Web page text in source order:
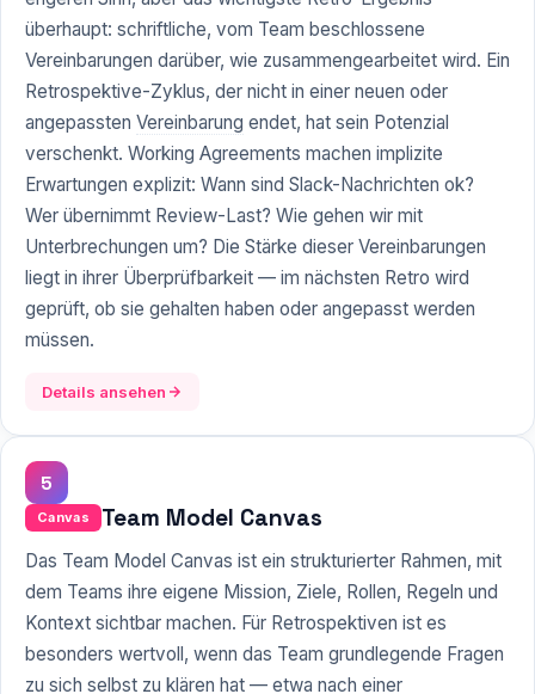
überhaupt: schriftliche, vom Team beschlossene
Vereinbarungen darüber, wie zusammengearbeitet wird. Ein
Retrospektive-Zyklus, der nicht in einer neuen oder
angepassten Vereinbarung endet, hat sein Potenzial
verschenkt. Working Agreements machen implizite
Erwartungen explizit: Wann sind Slack-Nachrichten ok?
Wer übernimmt Review-Last? Wie gehen wir mit
Unterbrechungen um? Die Stärke dieser Vereinbarungen
liegt in ihrer Überprüfbarkeit — im nächsten Retro wird
geprüft, ob sie gehalten haben oder angepasst werden
müssen.
Details ansehen
5
Canvas Team Model Canvas
Das Team Model Canvas ist ein strukturierter Rahmen, mit
dem Teams ihre eigene Mission, Ziele, Rollen, Regeln und
Kontext sichtbar machen. Für Retrospektiven ist es
besonders wertvoll, wenn das Team grundlegende Fragen
zu sich selbst zu klären hat — etwa nach einer